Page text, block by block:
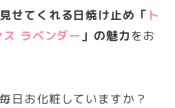
せてくれる日焼け止め「 ト
ラベンダー 」の魅力をお
日お化粧していますか？